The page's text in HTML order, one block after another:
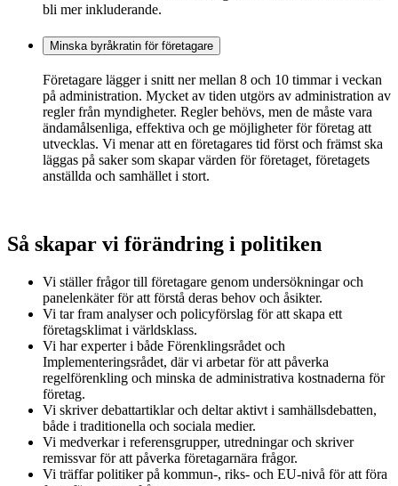
bli mer inkluderande.
Minska byråkratin för företagare
Företagare lägger i snitt ner mellan 8 och 10 timmar i veckan
på administration. Mycket av tiden utgörs av administration av
regler från myndigheter. Regler behövs, men de måste vara
ändamålsenliga, effektiva och ge möjligheter för företag att
utvecklas. Vi menar att en företagares tid först och främst ska
läggas på saker som skapar värden för företaget, företagets
anställda och samhället i stort.
Så skapar vi förändring i politiken
Vi ställer frågor till företagare genom undersökningar och
panelenkäter för att förstå deras behov och åsikter.
Vi tar fram analyser och policyförslag för att skapa ett
företagsklimat i världsklass.
Vi har experter i både Förenklingsrådet och
Implementeringsrådet, där vi arbetar för att påverka
regelförenkling och minska de administrativa kostnaderna för
företag.
Vi skriver debattartiklar och deltar aktivt i samhällsdebatten,
både i traditionella och sociala medier.
Vi medverkar i referensgrupper, utredningar och skriver
remissvar för att påverka företagarnära frågor.
Vi träffar politiker på kommun-, riks- och EU-nivå för att föra